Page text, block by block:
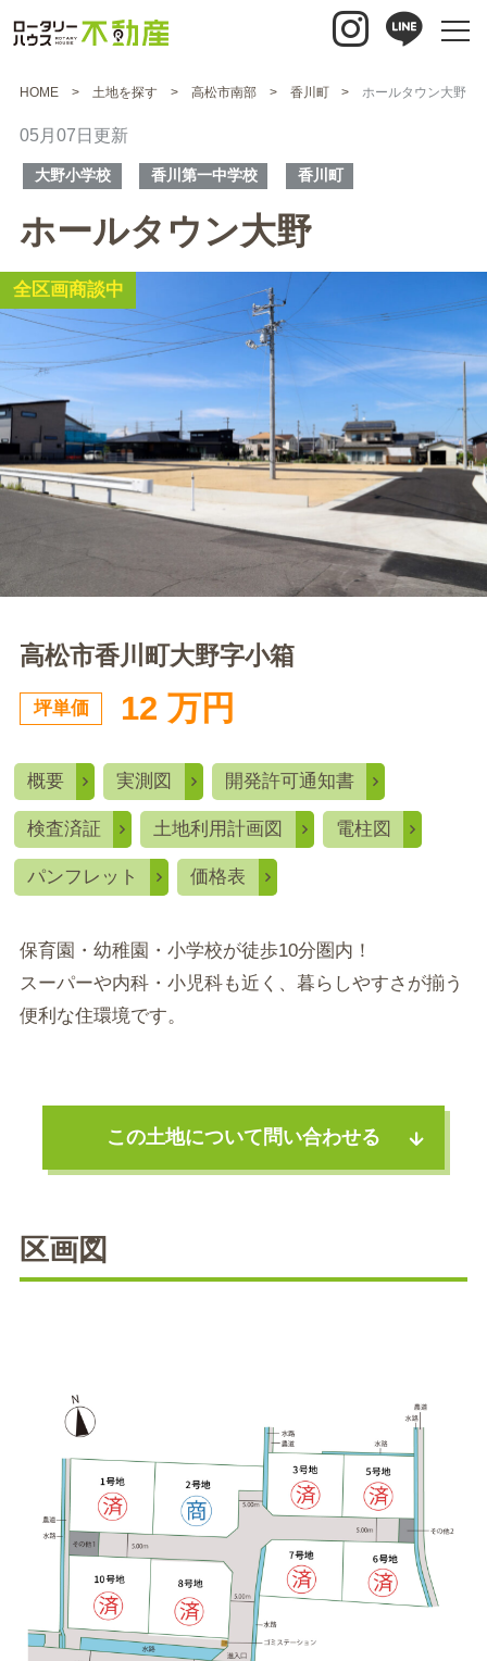
HOME 土地を探す 高松市南部 香川町 ホールタウン大野
05月07日更新
大野小学校 香川第一中学校 香川町
ホールタウン大野
全区画商談中
高松市香川町大野字小箱
坪単価 12 万円
概要 実測図 開発許可通知書
検査済証 土地利用計画図 電柱図
パンフレット 価格表
保育園・幼稚園・小学校が徒歩10分圏内！
スーパーや内科・小児科も近く、暮らしやすさが揃う
便利な住環境です。
この土地について問い合わせる
区画図